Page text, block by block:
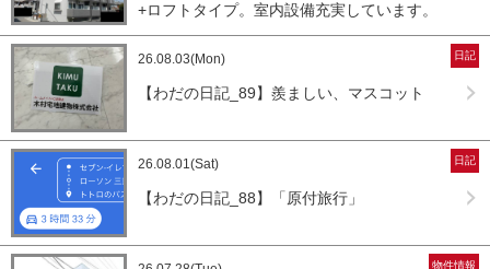
+ロフトタイプ。室内設備充実しています。
26.08.03(Mon) 日記
【わだの日記_89】羨ましい、マスコット
26.08.01(Sat) 日記
【わだの日記_88】「原付旅行」
物件情報